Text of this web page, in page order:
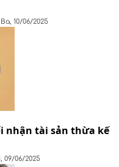
10/06/2025
nhận tài sản thừa kế
09/06/2025